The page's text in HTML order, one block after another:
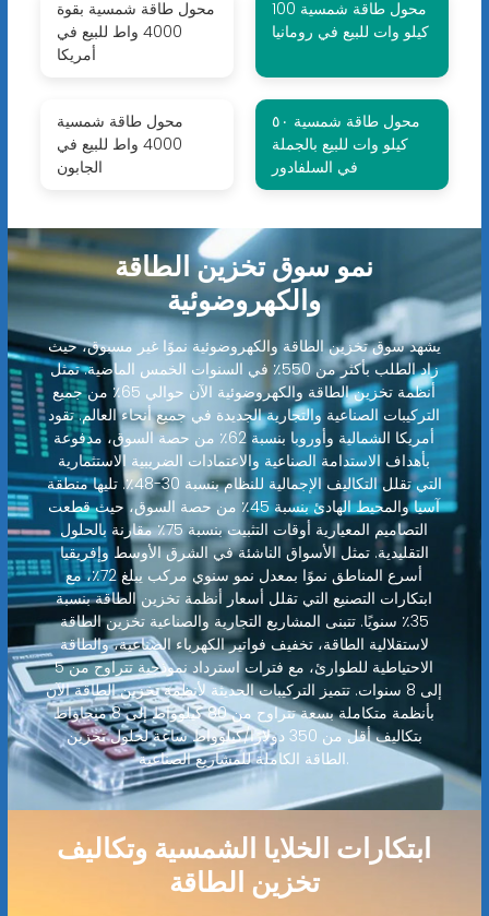
محول طاقة شمسية بقوة
4000 واط للبيع في
أمريكا
محول طاقة شمسية 100
كيلو وات للبيع في رومانيا
محول طاقة شمسية
4000 واط للبيع في
الجابون
محول طاقة شمسية ٥٠
كيلو وات للبيع بالجملة
في السلفادور
نمو سوق تخزين الطاقة
والكهروضوئية
يشهد سوق تخزين الطاقة والكهروضوئية نموًا غير مسبوق، حيث
زاد الطلب بأكثر من 550٪ في السنوات الخمس الماضية. تمثل
أنظمة تخزين الطاقة والكهروضوئية الآن حوالي 65٪ من جميع
التركيبات الصناعية والتجارية الجديدة في جميع أنحاء العالم. تقود
أمريكا الشمالية وأوروبا بنسبة 62٪ من حصة السوق، مدفوعة
بأهداف الاستدامة الصناعية والاعتمادات الضريبية الاستثمارية
التي تقلل التكاليف الإجمالية للنظام بنسبة 30-48٪. تليها منطقة
آسيا والمحيط الهادئ بنسبة 45٪ من حصة السوق، حيث قطعت
التصاميم المعيارية أوقات التثبيت بنسبة 75٪ مقارنة بالحلول
التقليدية. تمثل الأسواق الناشئة في الشرق الأوسط وإفريقيا
أسرع المناطق نموًا بمعدل نمو سنوي مركب يبلغ 72٪، مع
ابتكارات التصنيع التي تقلل أسعار أنظمة تخزين الطاقة بنسبة
35٪ سنويًا. تتبنى المشاريع التجارية والصناعية تخزين الطاقة
لاستقلالية الطاقة، تخفيف فواتير الكهرباء الصناعية، والطاقة
الاحتياطية للطوارئ، مع فترات استرداد نموذجية تتراوح من 5
إلى 8 سنوات. تتميز التركيبات الحديثة لأنظمة تخزين الطاقة الآن
بأنظمة متكاملة بسعة تتراوح من 80 كيلوواط إلى 8 ميجاواط
بتكاليف أقل من 350 دولارًا/كيلوواط ساعة لحلول تخزين
الطاقة الكاملة للمشاريع الصناعية.
ابتكارات الخلايا الشمسية وتكاليف
تخزين الطاقة